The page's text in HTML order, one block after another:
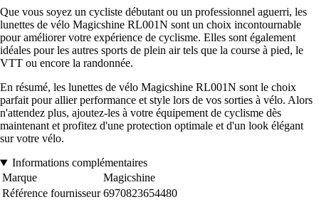
Que vous soyez un cycliste débutant ou un professionnel aguerri, les
lunettes de vélo Magicshine RL001N sont un choix incontournable
pour améliorer votre expérience de cyclisme. Elles sont également
idéales pour les autres sports de plein air tels que la course à pied, le
VTT ou encore la randonnée.
En résumé, les lunettes de vélo Magicshine RL001N sont le choix
parfait pour allier performance et style lors de vos sorties à vélo. Alors
n'attendez plus, ajoutez-les à votre équipement de cyclisme dès
maintenant et profitez d'une protection optimale et d'un look élégant
sur votre vélo.
Informations complémentaires
Marque
Magicshine
Référence fournisseur 6970823654480